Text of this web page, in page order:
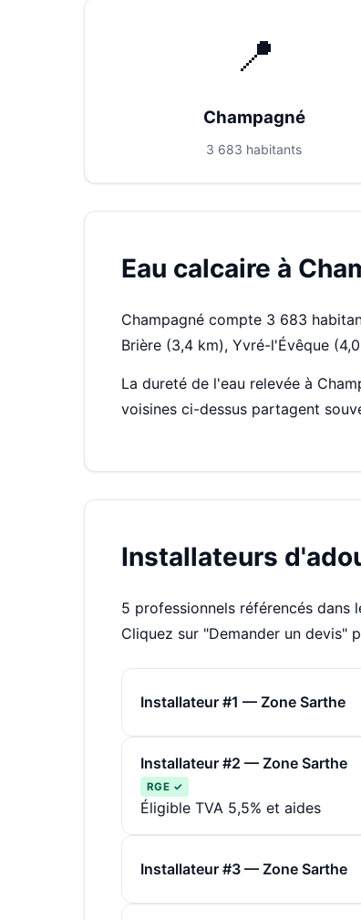
📍
Champagné
3 683 habitants
Eau calcaire à
Champagné compte 3 683
Brière (3,4 km), Yvré-l'Évêque
La dureté de l'eau relevée à
voisines ci-dessus partagent
Installateurs
5 professionnels référencés dans
Cliquez sur "Demander un devis"
Installateur #1 — Zone Sarthe
Installateur #2 — Zone Sarthe
RGE ✓
Éligible TVA 5,5% et aides
Installateur #3 — Zone Sarthe